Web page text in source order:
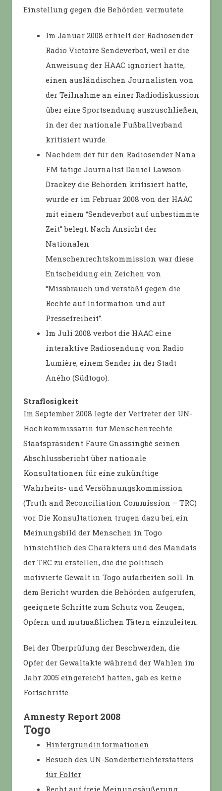
Einstellung gegen die Behörden vermutete.
Im Januar 2008 erhielt der Radiosender
Radio Victoire Sendeverbot, weil er die
Anweisung der HAAC ignoriert hatte,
einen ausländischen Journalisten von
der Teilnahme an einer Radiodiskussion
über eine Sportsendung auszuschließen,
in der der nationale Fußballverband
kritisiert wurde.
Nachdem der für den Radiosender Nana
FM tätige Journalist Daniel Lawson-
Drackey die Behörden kritisiert hatte,
wurde er im Februar 2008 von der HAAC
mit einem “Sendeverbot auf unbestimmte
Zeit” belegt. Nach Ansicht der
Nationalen
Menschenrechtskommission war diese
Entscheidung ein Zeichen von
“Missbrauch und verstößt gegen die
Rechte auf Information und auf
Pressefreiheit”.
Im Juli 2008 verbot die HAAC eine
interaktive Radiosendung von Radio
Lumière, einem Sender in der Stadt
Aného (Südtogo).
Straflosigkeit
Im September 2008 legte der Vertreter der UN-
Hochkommissarin für Menschenrechte
Staatspräsident Faure Gnassingbé seinen
Abschlussbericht über nationale
Konsultationen für eine zukünftige
Wahrheits- und Versöhnungskommission
(Truth and Reconciliation Commission – TRC)
vor. Die Konsultationen trugen dazu bei, ein
Meinungsbild der Menschen in Togo
hinsichtlich des Charakters und des Mandats
der TRC zu erstellen, die die politisch
motivierte Gewalt in Togo aufarbeiten soll. In
dem Bericht wurden die Behörden aufgerufen,
geeignete Schritte zum Schutz von Zeugen,
Opfern und mutmaßlichen Tätern einzuleiten.
Bei der Überprüfung der Beschwerden, die
Opfer der Gewaltakte während der Wahlen im
Jahr 2005 eingereicht hatten, gab es keine
Fortschritte.
Amnesty Report 2008
Togo
Hintergrundinformationen
Besuch des UN-Sonderberichterstatters
für Folter
Recht auf freie Meinungsäußerung